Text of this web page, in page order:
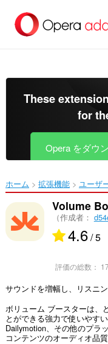
メ
ツ
移
These
for
Opera をダウ
ホーム 拡張機能 ユーザ
Volume
（作成者：
4.6/ 5
評価の総数：
サウンドを増幅し、リスニ
ボリューム ブースターは、
とができる強力で使いやす
Dailymotion、その他のプラ
コンテンツのオーディオ品